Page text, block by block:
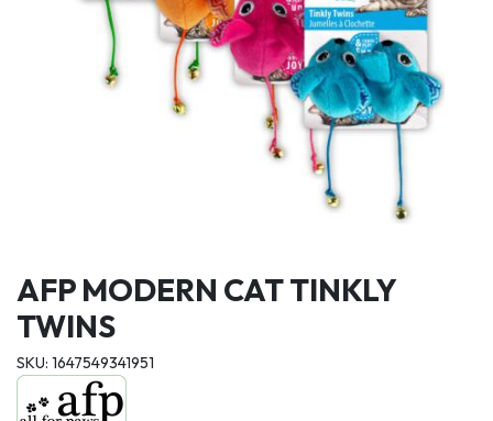
AFP MODERN CAT TINKLY
TWINS
SKU: 1647549341951